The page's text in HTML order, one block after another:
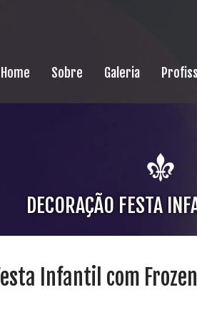
Home Sobre Galeria
DECORAÇÃO FESTA
Infantil com Frozen